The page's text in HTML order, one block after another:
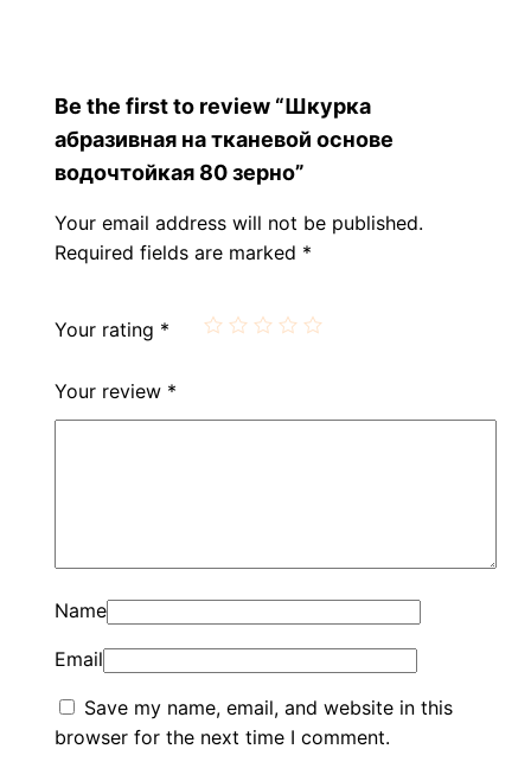
Be the first to review “Шкурка
абразивная на тканевой основе
водочтойкая 80 зерно”
Your email address will not be published.
Required fields are marked *
Your rating *
Your review *
Name
Email
Save my name, email, and website in this
browser for the next time I comment.